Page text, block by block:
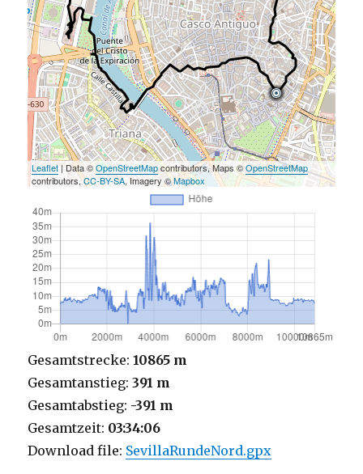
Leaflet| Data ©OpenStreetMapcontributors, Maps ©OpenStreetMap
contributors,CC-BY-SA, Imagery ©Mapbox
Gesamtstrecke: 10865 m
Gesamtanstieg: 391 m
Gesamtabstieg: -391 m
Gesamtzeit: 03:34:06
Download file: SevillaRundeNord.gpx